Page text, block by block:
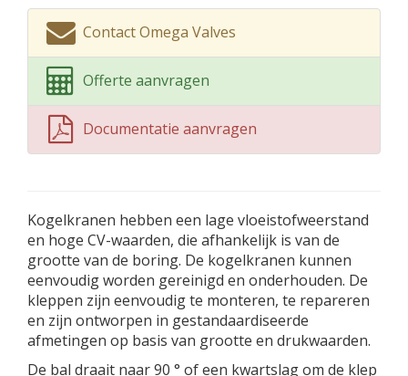
Contact Omega Valves
Offerte aanvragen
Documentatie aanvragen
Kogelkranen hebben een lage vloeistofweerstand
en hoge CV-waarden, die afhankelijk is van de
grootte van de boring. De kogelkranen kunnen
eenvoudig worden gereinigd en onderhouden. De
kleppen zijn eenvoudig te monteren, te repareren
en zijn ontworpen in gestandaardiseerde
afmetingen op basis van grootte en drukwaarden.
De bal draait naar 90 ° of een kwartslag om de klep